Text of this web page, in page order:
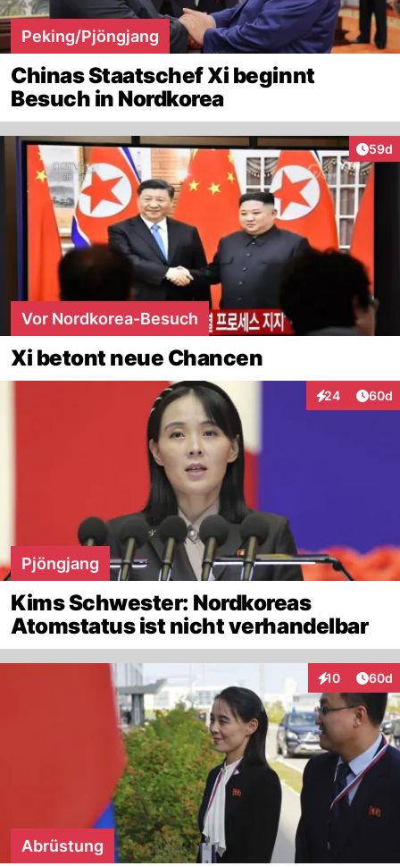
Peking/Pjöngjang
Chinas Staatschef Xi beginnt
Besuch in Nordkorea
59d
Vor Nordkorea-Besuch
Xi betont neue Chancen
24
Interaktionen
60d
Pjöngjang
Kims Schwester: Nordkoreas
Atomstatus ist nicht verhandelbar
10
Interaktionen
60d
Abrüstung